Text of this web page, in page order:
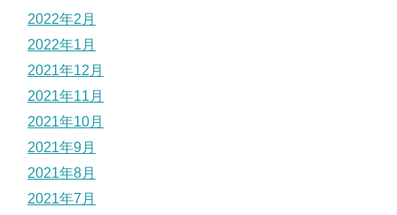
2022年2月
2022年1月
2021年12月
2021年11月
2021年10月
2021年9月
2021年8月
2021年7月